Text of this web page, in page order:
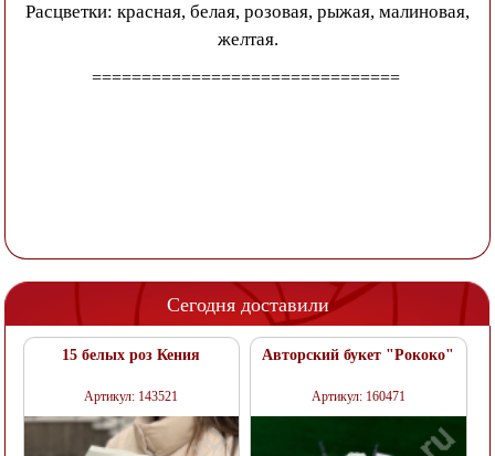
Расцветки: красная, белая, розовая, рыжая, малиновая,
желтая.
===============================
Сегодня доставили
15 белых роз Кения
Артикул: 143521
Авторский букет "Рококо"
Артикул: 160471